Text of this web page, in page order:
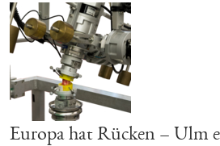
Europa hat Rücken – Ulm